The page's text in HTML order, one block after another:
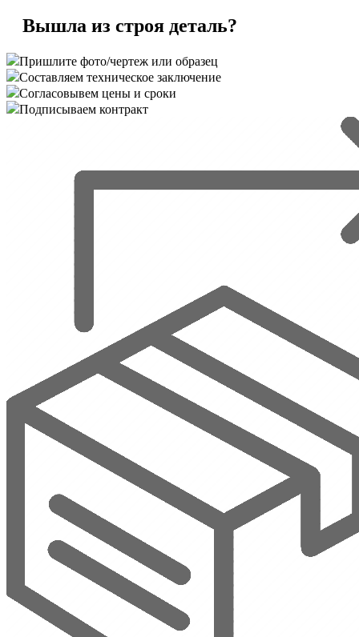
Вышла из строя деталь?
Пришлите фото/чертеж или образец
Составляем техническое заключение
Согласовывем цены и сроки
Подписываем контракт